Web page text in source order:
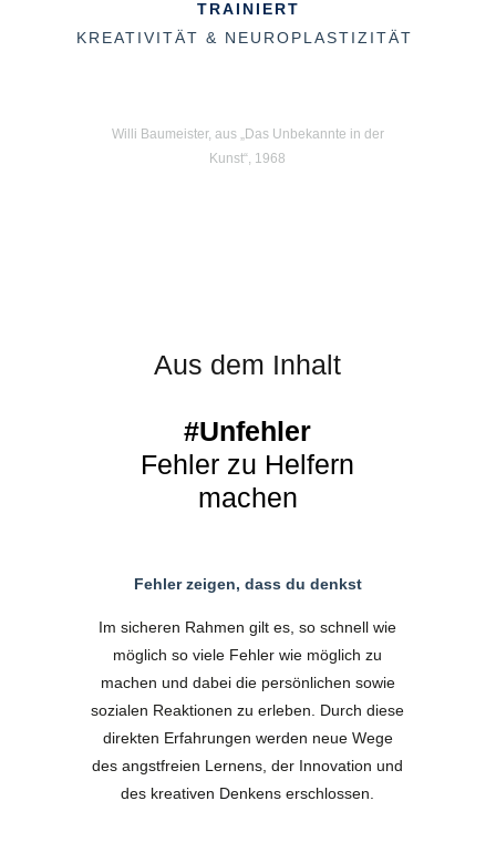
TRAINIERT
KREATIVITÄT & NEUROPLASTIZITÄT
Willi Baumeister, aus „Das Unbekannte in der
Kunst“, 1968
Aus dem Inhalt
#Unfehler
Fehler zu Helfern
machen
Fehler zeigen, dass du denkst
Im sicheren Rahmen gilt es, so schnell wie
möglich so viele Fehler wie möglich zu
machen und dabei die persönlichen sowie
sozialen Reaktionen zu erleben. Durch diese
direkten Erfahrungen werden neue Wege
des angstfreien Lernens, der Innovation und
des kreativen Denkens erschlossen.